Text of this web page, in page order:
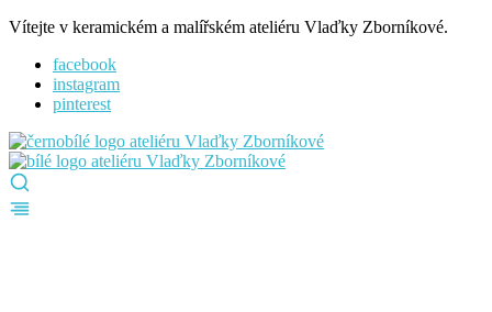
Vítejte v keramickém a malířském ateliéru Vlaďky Zborníkové.
facebook
instagram
pinterest